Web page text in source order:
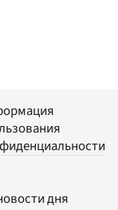
дня